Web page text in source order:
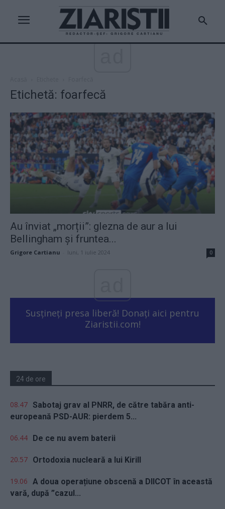
Etichetă: foarfecă
Au înviat „morții”: glezna de aur a lui
Bellingham și fruntea...
Grigore Cartianu luni, 1 iulie 2024 0
Susțineți presa liberă! Donați aici pentru
Ziaristii.com!
24 de ore
08.47 Sabotaj grav al PNRR, de către tabăra anti-
europeană PSD-AUR: pierdem 5...
06.44 De ce nu avem baterii
20.57 Ortodoxia nucleară a lui Kirill
19.06 A doua operațiune obscenă a DIICOT în această
vară, după ”cazul...